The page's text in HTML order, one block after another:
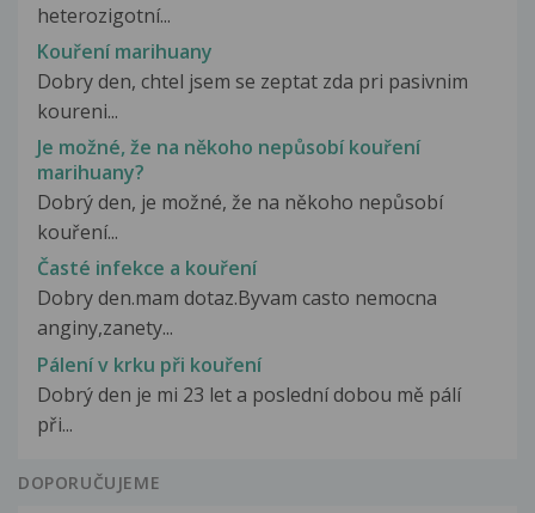
heterozigotní...
Kouření marihuany
Dobry den, chtel jsem se zeptat zda pri pasivnim
koureni...
Je možné, že na někoho nepůsobí kouření
marihuany?
Dobrý den, je možné, že na někoho nepůsobí
kouření...
Časté infekce a kouření
Dobry den.mam dotaz.Byvam casto nemocna
anginy,zanety...
Pálení v krku při kouření
Dobrý den je mi 23 let a poslední dobou mě pálí
při...
DOPORUČUJEME